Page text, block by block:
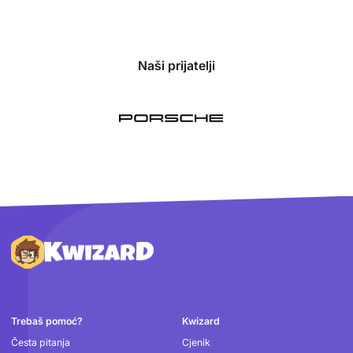
Naši prijatelji
Podnožje
Trebaš pomoć?
Česta pitanja
Kwizard
Cjenik